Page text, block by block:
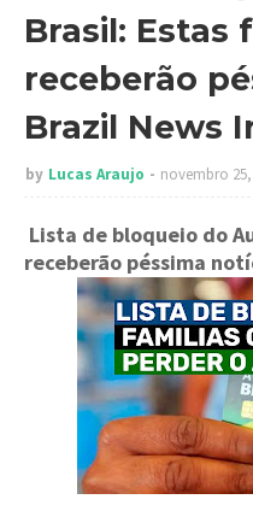
Brasil: Estas
receberão
Brazil News
by Lucas Araujo novembro 25,
Lista de bloqueio do
receberão péssima